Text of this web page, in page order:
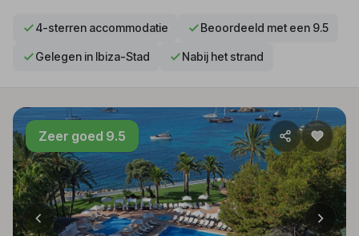
4-sterren accommodatie Beoordeeld met een 9.5
Gelegen in Ibiza-Stad Nabij het strand
Zeer goed 9.5